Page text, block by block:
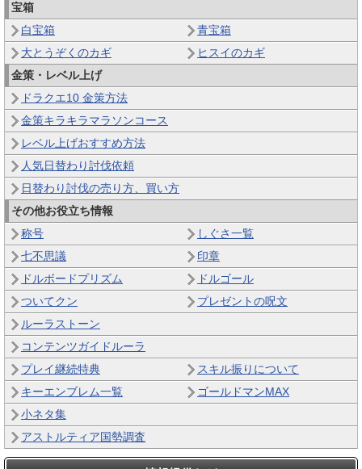
宝箱
白宝箱
青宝箱
大とうぞくのカギ
ヒスイのカギ
金策・レベル上げ
ドラクエ10 金策方法
金策キラキラマラソンコース
レベル上げおすすめ方法
人気日替わり討伐依頼
日替わり討伐の売り方、買い方
その他お役立ち情報
称号
しぐさ一覧
七不思議
印章
ドルボードプリズム
ドルゴール
ついてクン
プレゼントの呪文
ルーラストーン
コンテンツガイドルーラ
プレイ継続特典
スキル振りについて
キーエンブレム一覧
ゴールドマンMAX
小ネタ集
アストルティア国勢調査